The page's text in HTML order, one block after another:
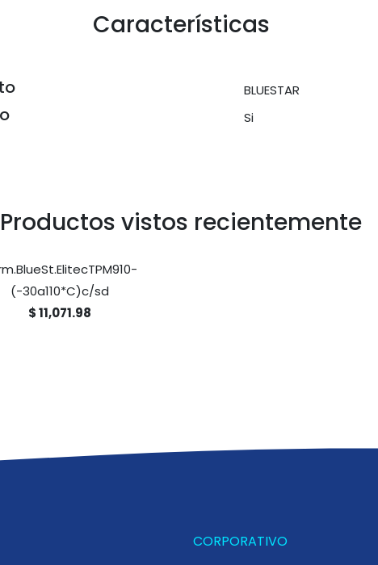
Características
BLUESTAR
Si
Productos vistos recientemente
(-30a110*C)c/sd
$ 11,071.98
CORPORATIVO